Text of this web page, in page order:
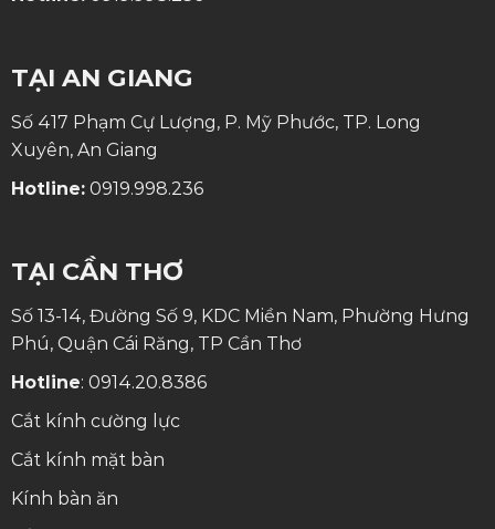
TẠI AN GIANG
Số 417 Phạm Cự Lượng, P. Mỹ Phước, TP. Long
Xuyên, An Giang
Hotline: 0919.998.236
TẠI CẦN THƠ
Số 13-14, Đường Số 9, KDC Miền Nam, Phường Hưng
Phú, Quận Cái Răng, TP Cần Thơ
Hotline: 0914.20.8386
Cắt kính cường lực
Cắt kính mặt bàn
Kính bàn ăn